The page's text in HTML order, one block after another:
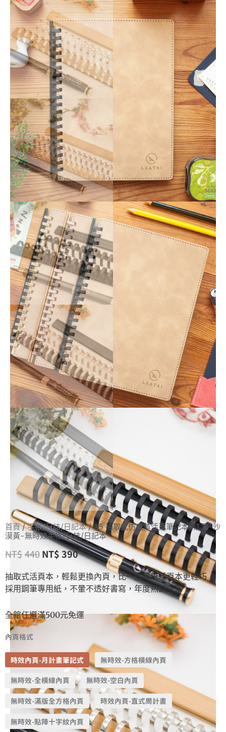
首頁/手帳/日誌/日記本/ A5 抽取式仿皮革活頁筆記本-江雪-沙
漠黃-無時效手帳/日誌/日記本
NT$440 NT$390
抽取式活頁本，輕鬆更換內頁，比一般傳統活頁本更輕巧，
採用鋼筆專用紙，不暈不透好書寫，年度熱銷冠軍
全館任選滿500元免運
內頁格式
時效內頁-月計畫筆記式 無時效-方格橫線內頁
無時效-全橫線內頁 無時效-空白內頁
無時效-滿版全方格內頁 時效內頁-直式周計畫
無時效-點陣十字紋內頁